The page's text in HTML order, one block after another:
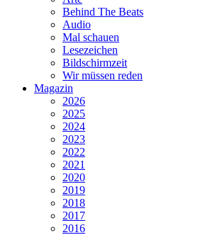
Behind The Beats
Audio
Mal schauen
Lesezeichen
Bildschirmzeit
Wir müssen reden
Magazin
2026
2025
2024
2023
2022
2021
2020
2019
2018
2017
2016